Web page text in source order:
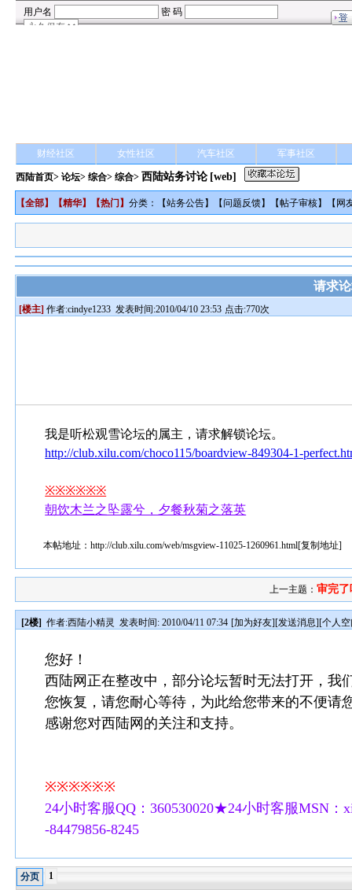
财经社区 女性社区 汽车社区 军事社区
西陆首页>论坛>综合> 综合> 西陆站务讨论 [web]
【全部】【精华】【热门 】分类：【站务公告】【问题反馈】【帖子审核】【 网
请求
[楼主] 作者:cindye1233 发表时间:2010/04/10 23:53 点击:770次
我是听松观雪论坛的属主，请求解锁论坛。
http://club.xilu.com/choco115/boardview-849304-1-
※※※※※※
朝饮木兰之坠露兮，夕餐秋菊之落英
本帖地址：http://club.xilu.com/web/msgview-11025-1260961.html[复制地址]
上一主题： 审完了
[2楼] 作者:西陆小精灵 发表时间: 2010/04/11 07:34 [加为好友][发送消息][个人
您好！
西陆网正在整改中，部分论坛暂时无法打开，我
您恢复，请您耐心等待，为此给您带来的不便请
感谢您对西陆网的关注和支持。
※※※※※※
24小时客服QQ：360530020★24小时客服MSN
-84479856-8245
分页 1